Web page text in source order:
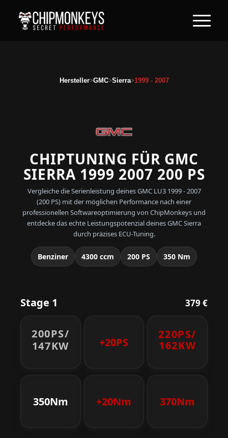
Hersteller>GMC>Sierra>1999 - 2007
CHIPTUNING FÜR GMC
SIERRA 1999 2007 200 PS
Vergleiche die Serienleistung deines GMC LU3 1999 - 2007
(200 PS) mit der möglichen Performance nach einer
professionellen Softwareoptimierung von ChipMonkeys und
entdecke das echte Leistungspotenzial deines GMC Sierra
durch präzises ECU-Tuning.
Benziner 4300 ccm 200 PS 350 Nm
Stage 1 379 €
200PS/
147KW
+20PS
220PS/
162KW
350Nm +20Nm 370Nm